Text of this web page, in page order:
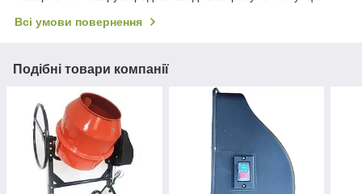
Всі умови повернення
Подібні товари компанії